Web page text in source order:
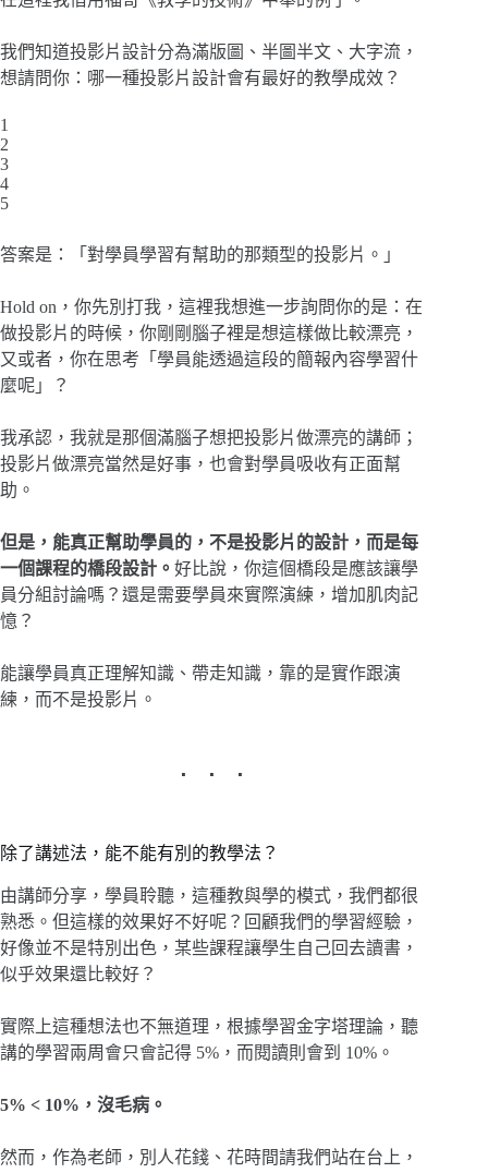
我們知道投影片設計分為滿版圖、半圖半文、大字流，
想請問你：哪一種投影片設計會有最好的教學成效？
1
2
3
4
5
答案是：「對學員學習有幫助的那類型的投影片。」
Hold on，你先別打我，這裡我想進一步詢問你的是：在
做投影片的時候，你剛剛腦子裡是想這樣做比較漂亮，
又或者，你在思考「學員能透過這段的簡報內容學習什
麼呢」？
我承認，我就是那個滿腦子想把投影片做漂亮的講師；
投影片做漂亮當然是好事，也會對學員吸收有正面幫
助。
但是，能真正幫助學員的，不是投影片的設計，而是每
一個課程的橋段設計。 好比說，你這個橋段是應該讓學
員分組討論嗎？還是需要學員來實際演練，增加肌肉記
憶？
能讓學員真正理解知識、帶走知識，靠的是實作跟演
練，而不是投影片。
除了講述法，能不能有別的教學法？
由講師分享，學員聆聽，這種教與學的模式，我們都很
熟悉。但這樣的效果好不好呢？回顧我們的學習經驗，
好像並不是特別出色，某些課程讓學生自己回去讀書，
似乎效果還比較好？
實際上這種想法也不無道理，根據學習金字塔理論，聽
講的學習兩周會只會記得 5%，而閱讀則會到 10%。
5% < 10%，沒毛病。
然而，作為老師，別人花錢、花時間請我們站在台上，